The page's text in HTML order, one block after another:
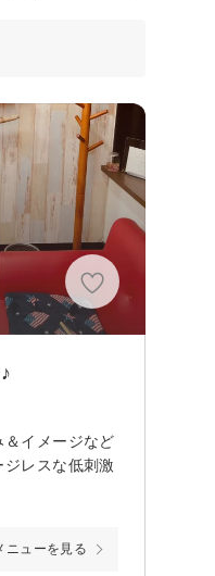
イメージなど
レスな低刺激
ニューを見る